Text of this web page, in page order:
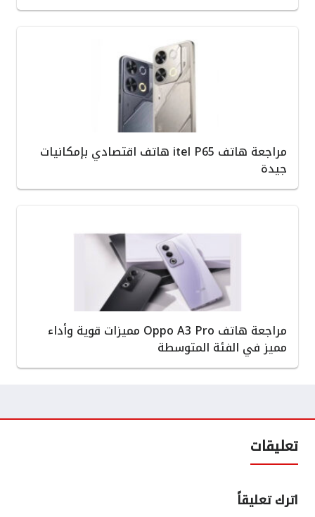
مراجعة هاتف itel P65 هاتف اقتصادي بإمكانيات
جيدة
مراجعة هاتف Oppo A3 Pro مميزات قوية وأداء
مميز في الفئة المتوسطة
تعليقات
اترك تعليقاً